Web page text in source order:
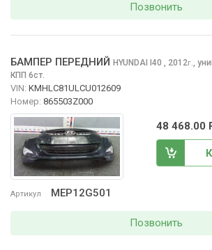
Позвонить
Артикул MEP12G501
БАМПЕР ПЕРЕДНИЙ HYUNDAI I40 , 2012г.,
КПП 6ст.
VIN: KMHLC81ULCU012609
Номер: 865503Z000
48 468.00
Позвонить